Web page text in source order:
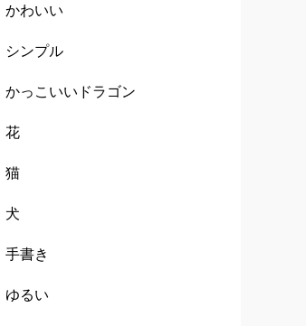
かわいい
シンプル
かっこいいドラゴン
花
猫
犬
手書き
ゆるい